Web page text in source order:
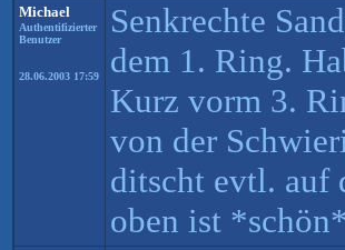
Michael
Authentifizierter
Benutzer
28.06.2003 17:59
Senkrechte
dem 1. Ring.
Kurz vorm 3.
von der
ditscht evtl. auf
oben ist *schön*